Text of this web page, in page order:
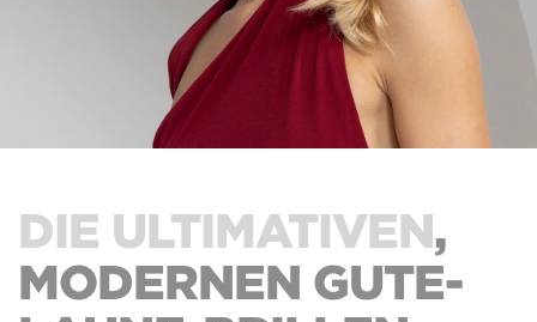
DIE ULTIMATIVEN,
MODERNEN GUTE-